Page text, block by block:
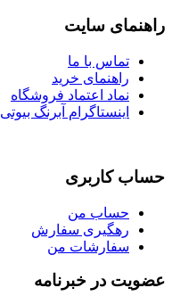
راهنمای سایت
تماس با ما
راهنمای خرید
نماد اعتماد فروشگاه
اینستاگرام آبرنگ بیوتی
حساب کاربری
حساب من
رهگیری سفارش
سفارشات من
عضویت در خبرنامه